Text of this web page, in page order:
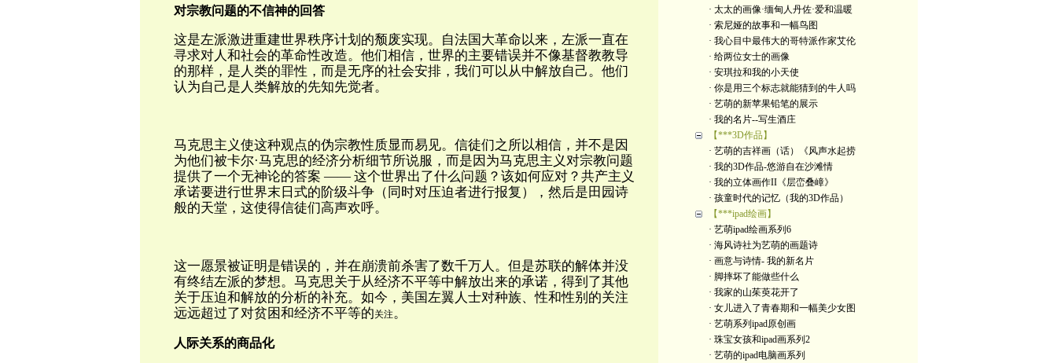
对宗教问题的不信神的回答
这是左派激进重建世界秩序计划的颓废实现。自法国大革命以来，左派一直在
寻求对人和社会的革命性改造。他们相信，世界的主要错误并不像基督教教导
的那样，是人类的罪性，而是无序的社会安排，我们可以从中解放自己。他们
认为自己是人类解放的先知先觉者。
马克思主义使这种观点的伪宗教性质显而易见。信徒们之所以相信，并不是因
为他们被卡尔·马克思的经济分析细节所说服，而是因为马克思主义对宗教问题
提供了一个无神论的答案 —— 这个世界出了什么问题？该如何应对？共产主义
承诺要进行世界末日式的阶级斗争（同时对压迫者进行报复），然后是田园诗
般的天堂，这使得信徒们高声欢呼。
这一愿景被证明是错误的，并在崩溃前杀害了数千万人。但是苏联的解体并没
有终结左派的梦想。马克思关于从经济不平等中解放出来的承诺，得到了其他
关于压迫和解放的分析的补充。如今，美国左翼人士对种族、性和性别的关注
远远超过了对贫困和经济不平等的关注。
人际关系的商品化
· 太太的画像·缅甸人丹佐·爱和温暖
· 索尼娅的故事和一幅鸟图
· 我心目中最伟大的哥特派作家艾伦
· 给两位女士的画像
· 安琪拉和我的小天使
· 你是用三个标志就能猜到的牛人吗
· 艺萌的新苹果铅笔的展示
· 我的名片--写生酒庄
【***3D作品】
· 艺萌的吉祥画（话）《风声水起捞
· 我的3D作品-悠游自在沙滩情
· 我的立体画作II《层峦叠嶂》
· 孩童时代的记忆（我的3D作品）
【***ipad绘画】
· 艺萌ipad绘画系列6
· 海风诗社为艺萌的画题诗
· 画意与诗情- 我的新名片
· 脚摔坏了能做些什么
· 我家的山茱萸花开了
· 女儿进入了青春期和一幅美少女图
· 艺萌系列ipad原创画
· 珠宝女孩和ipad画系列2
· 艺萌的ipad电脑画系列